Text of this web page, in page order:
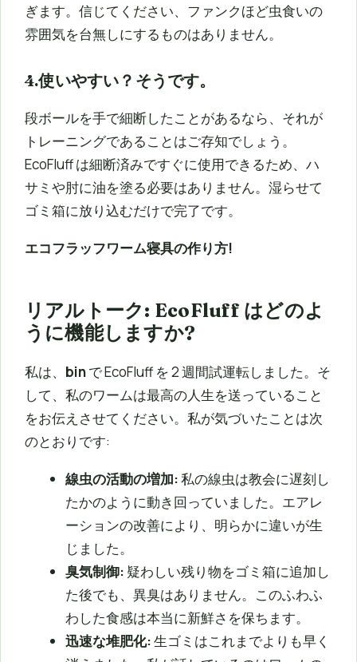
ぎます。信じてください、ファンクほど虫食いの
雰囲気を台無しにするものはありません。
4.使いやすい？そうです。
段ボールを手で細断したことがあるなら、それが
トレーニングであることはご存知でしょう。
EcoFluff は細断済みですぐに使用できるため、ハ
サミや肘に油を塗る必要はありません。湿らせて
ゴミ箱に放り込むだけで完了です。
エコフラッフワーム寝具の作り方!
リアルトーク: EcoFluff はどのよ
うに機能しますか?
私は、 binで EcoFluff を 2 週間試運転しました。そ
して、私のワームは最高の人生を送っていること
をお伝えさせてください。私が気づいたことは次
のとおりです:
線虫の活動の増加:私の線虫は教会に遅刻し
たかのように動き回っていました。エアレ
ーションの改善により、明らかに違いが生
じました。
臭気制御: 疑わしい残り物をゴミ箱に追加し
た後でも、異臭はありません。このふわふ
わした食感は本当に新鮮さを保ちます。
迅速な堆肥化:生ゴミはこれまでよりも早く